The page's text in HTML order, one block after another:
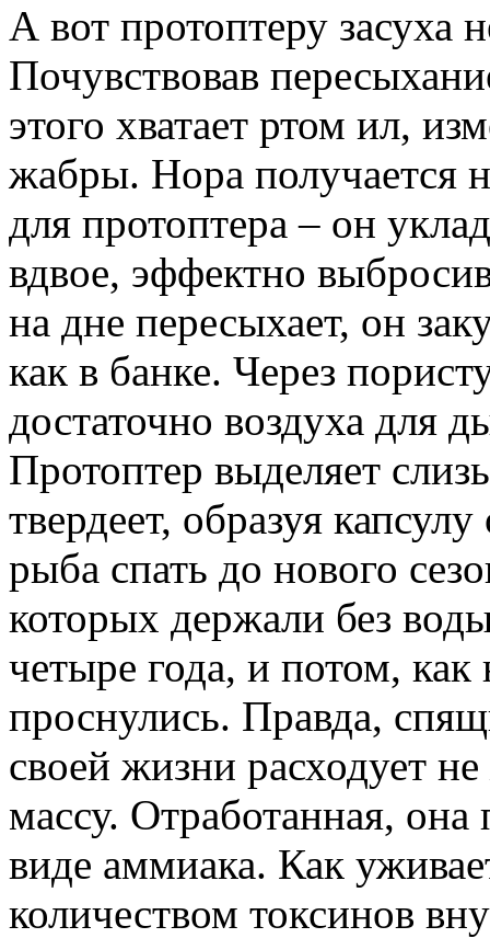
А вот протоптеру засуха
Почувствовав
этого хватает ртом ил,
жабры. Нора получается
для протоптера – он
вдвое, эффектно
на дне пересыхает, он
как в банке. Через
достаточно воздуха для
Протоптер выделяет
твердеет, образуя
рыба спать до нового
которых держали без
четыре года, и потом,
проснулись. Правда,
своей жизни расходует
массу. Отработанная,
виде аммиака. Как
количеством токсинов